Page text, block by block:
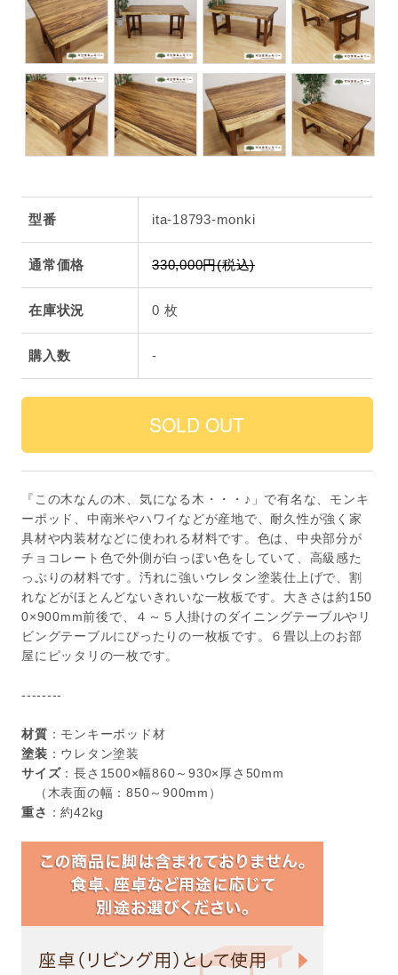
型番 ita-18793-monki
通常価格 330,000円(税込)
在庫状況 0 枚
購入数 -
『この木なんの木、気になる木・・・♪」で有名な、モンキ
ーポッド、中南米やハワイなどが産地で、耐久性が強く家
具材や内装材などに使われる材料です。色は、中央部分が
チョコレート色で外側が白っぽい色をしていて、高級感た
っぷりの材料です。汚れに強いウレタン塗装仕上げで、割
れなどがほとんどないきれいな一枚板です。大きさは約150
0×900mm前後で、４～５人掛けのダイニングテーブルやリ
ビングテーブルにぴったりの一枚板です。６畳以上のお部
屋にピッタリの一枚です。
--------
材質 ：モンキーポッド材
塗装 ：ウレタン塗装
サイズ：長さ1500×幅860～930×厚さ50mm
（木表面の幅：850～900mm）
重さ ：約42kg